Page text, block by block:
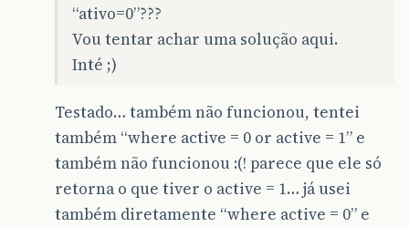
“ativo=0”???
Vou tentar achar uma solução aqui.
Inté ;)
Testado… também não funcionou, tentei
também “where active = 0 or active = 1” e
também não funcionou :(! parece que ele só
retorna o que tiver o active = 1… já usei
também diretamente “where active = 0” e